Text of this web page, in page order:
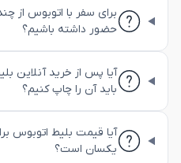
برای سفر با اتوبوس از
حضور داشته باشیم؟
آیا پس از خرید آنلاین
باید آن را چاپ کنیم؟
آیا قیمت بلیط اتوبوس
یکسان است؟